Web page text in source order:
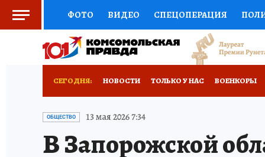
ФОТО ВИДЕО СПЕЦОПЕРАЦИЯ
СОЦПОДДЕРЖКА НАУКА СПОРТ
НЕДВИЖИМОСТЬ
СЕГОДНЯ: НОВОСТИ ТОЛЬКО У НАС ВОЕНКОРЫ
ИСПЫТАНО НА СЕБЕ
ОБЩЕСТВО 13 мая 2026 7:34
В Запорожской